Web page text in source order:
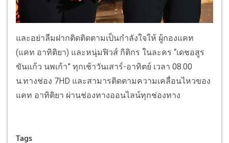
และอย่าลืมฝากติดติดตามเป็นกำลังใจให้ ผู้กองแคท
(แคท อาทิติยา) และหนุ่มฟิวส์ กิติกร ในละคร “เดชอสูร
ขันแก้ว นพเก้า” ทุกเช้าวันเสาร์-อาทิตย์ เวลา 08.00
น.ทางช่อง 7HD และสามารติดตามความเคลื่อนไหวของ
แคท อาทิติยา ผ่านช่องทางออนไลน์ทุกช่องทาง
Tags